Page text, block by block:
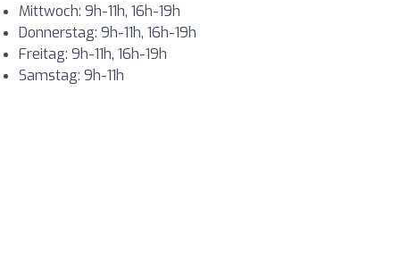
Mittwoch: 9h-11h, 16h-19h
Donnerstag: 9h-11h, 16h-19h
Freitag: 9h-11h, 16h-19h
Samstag: 9h-11h